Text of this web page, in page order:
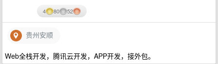
4 80 52
贵州安顺
Web全栈开发，腾讯云开发，APP开发，接外包。